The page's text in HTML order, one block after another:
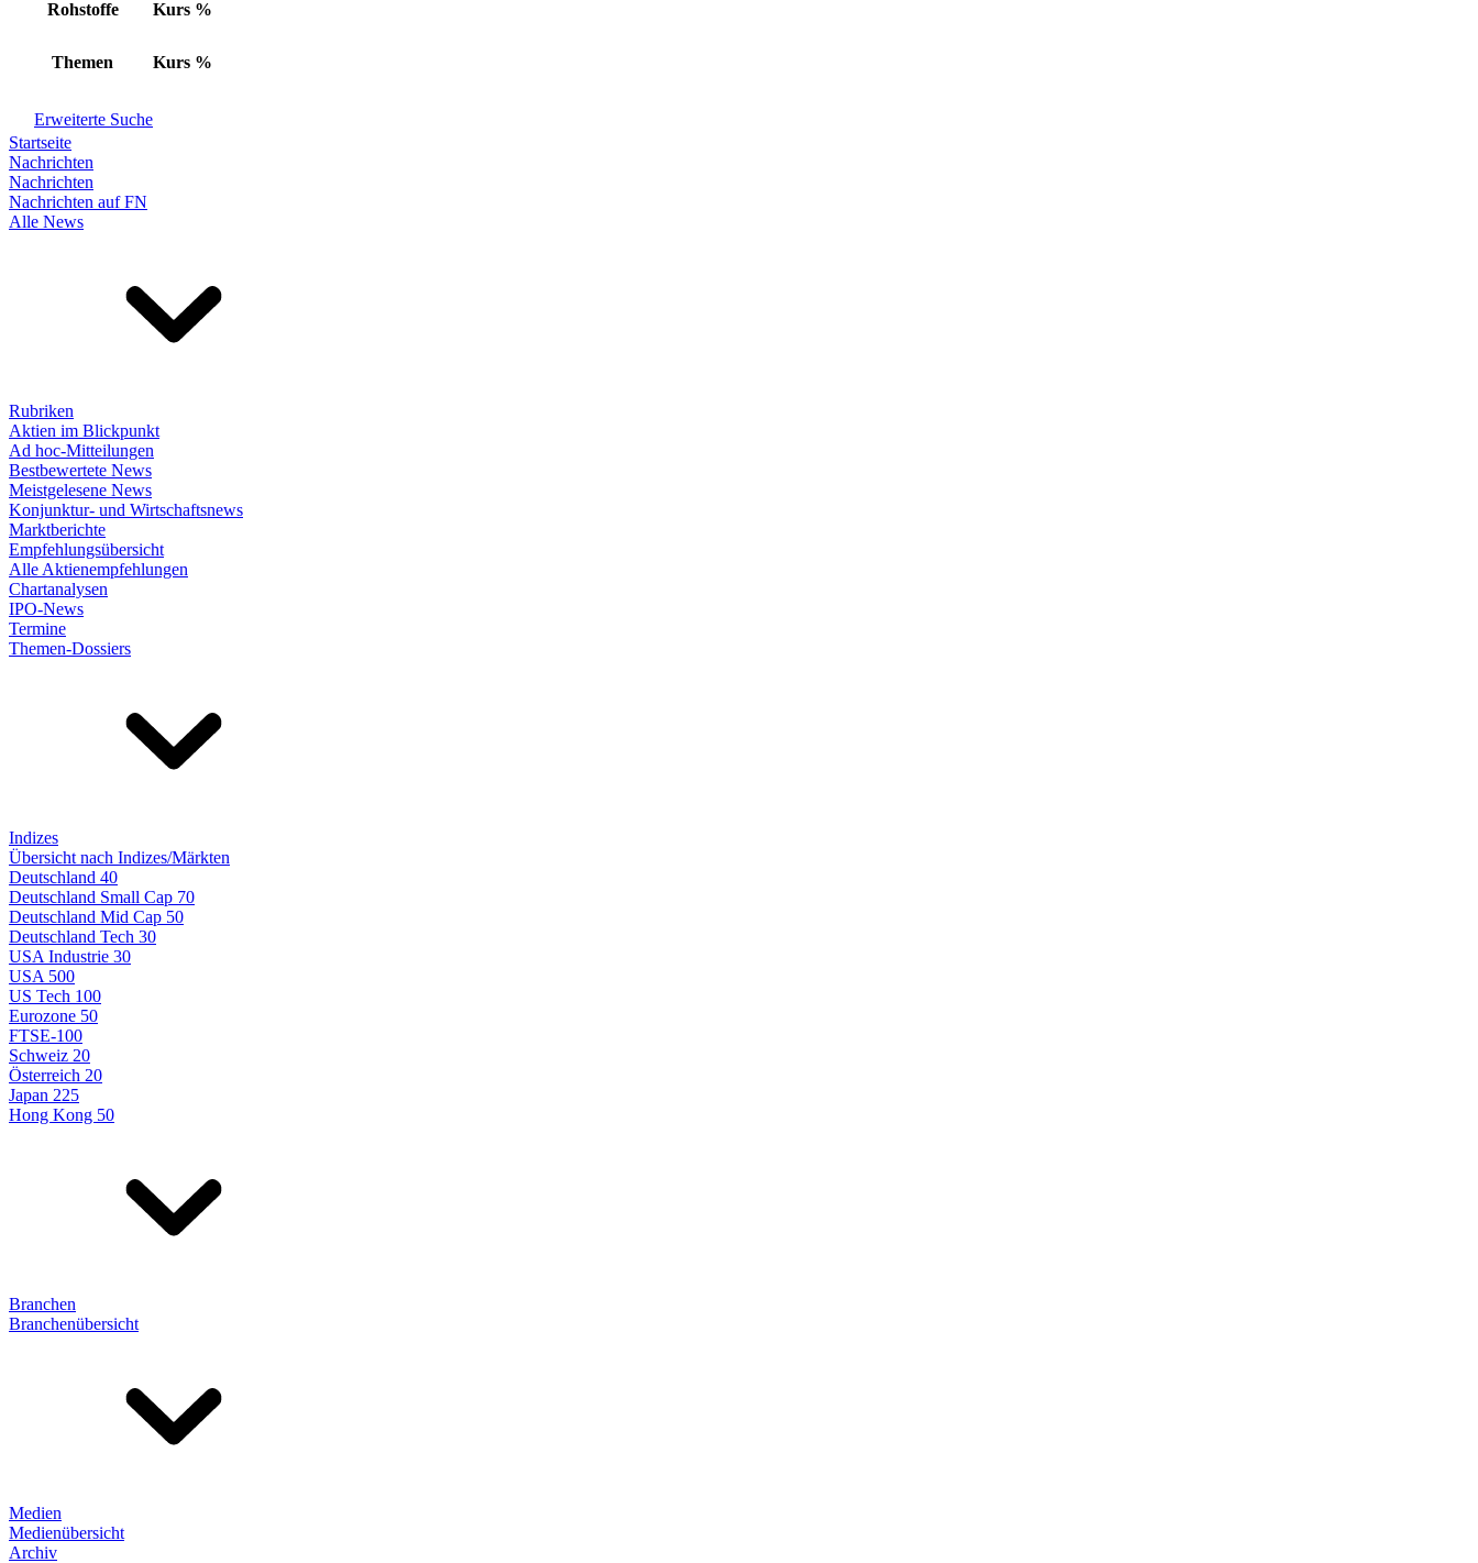
Rohstoffe Kurs %
Themen Kurs %
Erweiterte Suche
Startseite
Nachrichten
Nachrichten
Nachrichten auf FN
Alle News
Rubriken
Aktien im Blickpunkt
Ad hoc-Mitteilungen
Bestbewertete News
Meistgelesene News
Konjunktur- und Wirtschaftsnews
Marktberichte
Empfehlungsübersicht
Alle Aktienempfehlungen
Chartanalysen
IPO-News
Termine
Themen-Dossiers
Indizes
Übersicht nach Indizes/Märkten
Deutschland 40
Deutschland Small Cap 70
Deutschland Mid Cap 50
Deutschland Tech 30
USA Industrie 30
USA 500
US Tech 100
Eurozone 50
FTSE-100
Schweiz 20
Österreich 20
Japan 225
Hong Kong 50
Branchen
Branchenübersicht
Medien
Medienübersicht
Archiv